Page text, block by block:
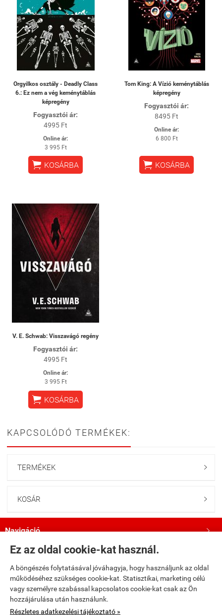
Ez az oldal cookie-kat használ.
A böngészés folytatásával jóváhagyja, hogy használjunk az oldal
működéséhez szükséges cookie-kat. Statisztikai, marketing célú
vagy személyre szabással kapcsolatos cookie-kat csak az Ön
hozzájárulása után használunk.
Részletes adatkezelési tájékoztató »
Orgyilkos osztály - Deadly Class
6.: Ez nem a vég keménytáblás
képregény
Fogyasztói ár:
4995 Ft
Online ár:
3 995 Ft
 KOSÁRBA
Tom King: A Vízió keménytáblás
képregény
Fogyasztói ár:
8495 Ft
Online ár:
6 800 Ft
 KOSÁRBA
V. E. Schwab: Visszavágó regény
Fogyasztói ár:
4995 Ft
Online ár:
3 995 Ft
 KOSÁRBA
KAPCSOLÓDÓ TERMÉKEK:
TERMÉKEK 
KOSÁR 
Navigáció 
Saját fiók
Bemutatkozás
Kövess minket a Facebookon!